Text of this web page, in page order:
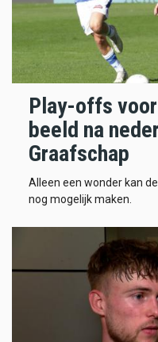
Play-offs
beeld na
Graafschap
Alleen een wonder kan
nog mogelijk maken.